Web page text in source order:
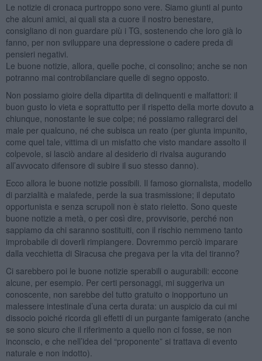
Le notizie di cronaca purtroppo sono vere. Siamo giunti al punto
che alcuni amici, ai quali sta a cuore il nostro benestare,
consigliano di non guardare più i TG, sostenendo che loro già lo
fanno, per non sviluppare una depressione o cadere preda di
pensieri negativi.
Le buone notizie, allora, quelle poche, ci consolino; anche se non
potranno mai controbilanciare quelle di segno opposto.
Non possiamo gioire della dipartita di delinquenti e malfattori: il
buon gusto lo vieta e soprattutto per il rispetto della morte dovuto a
chiunque, nonostante le sue colpe; né possiamo rallegrarci del
male per qualcuno, né che subisca un reato (per giunta impunito,
come quel tale, vittima di un misfatto che visto mandare assolto il
colpevole, si lasciò andare al desiderio di rivalsa augurando
all’avvocato difensore di subire il suo stesso danno).
Ecco allora le buone notizie possibili. Il famoso giornalista, modello
di parzialità e malafede, perde la sua trasmissione; il deputato
opportunista e senza scrupoli non è stato rieletto. Sono queste
buone notizie a metà, o per così dire, provvisorie, perché non
sappiamo da chi saranno sostituiti, con il rischio nemmeno tanto
improbabile di doverli rimpiangere. Dovremmo perciò imparare
dalla vecchietta di Siracusa che pregava per la vita del tiranno?
Ci sarebbero poi le buone notizie sperabili o augurabili: eccone
alcune, per esempio. Per certi personaggi, mi suggeriva un
conoscente, non sarebbe del tutto gratuito o inopportuno un
malessere intestinale d’una certa durata: un auspicio da cui mi
dissocio poiché ricorda gli effetti di un purgante famigerato (anche
se sono sicuro che il riferimento a quello non ci fosse, se non
inconscio, e che nell’idea del “proponente” si trattava di evento
naturale e non indotto).